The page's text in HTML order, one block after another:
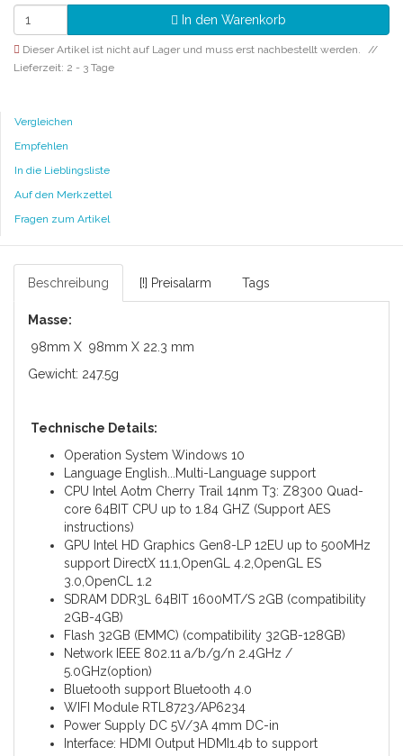
In den Warenkorb
Dieser Artikel ist nicht auf Lager und muss erst nachbestellt werden.
Lieferzeit: 2 - 3 Tage
Vergleichen
Empfehlen
In die Lieblingsliste
Auf den Merkzettel
Fragen zum Artikel
Beschreibung [!] Preisalarm Tags
Masse:
98mm X 98mm X 22.3 mm
Gewicht: 247.5g
Technische Details:
Operation System Windows 10
Language English...Multi-Language support
CPU Intel Aotm Cherry Trail 14nm T3: Z8300 Quad-
core 64BIT CPU up to 1.84 GHZ (Support AES
instructions)
GPU Intel HD Graphics Gen8-LP 12EU up to 500MHz
support DirectX 11.1,OpenGL 4.2,OpenGL ES
3.0,OpenCL 1.2
SDRAM DDR3L 64BIT 1600MT/S 2GB (compatibility
2GB-4GB)
Flash 32GB (EMMC) (compatibility 32GB-128GB)
Network IEEE 802.11 a/b/g/n 2.4GHz /
5.0GHz(option)
Bluetooth support Bluetooth 4.0
WIFI Module RTL8723/AP6234
Power Supply DC 5V/3A 4mm DC-in
Interface: HDMI Output HDMI1.4b to support